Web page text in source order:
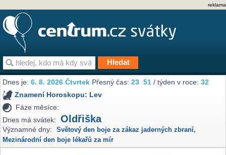
reklama
Dnes je:6. 8. 2026 Čtvrtek Přesný čas:23 51 / týden v roce:32
Znamení Horoskopu: Lev
Fáze měsíce:
Dnes má svátek:
Oldřiška
Významné dny: Světový den boje za zákaz jaderných zbraní,
Mezinárodní den boje lékařů za mír